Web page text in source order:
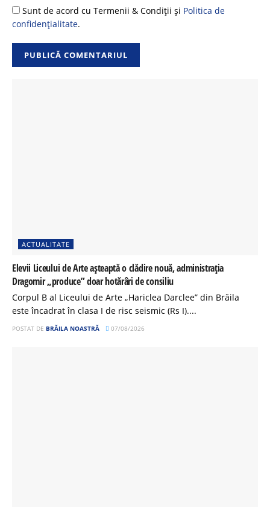
Sunt de acord cu Termenii & Condiții și Politica de
confidențialitate.
ACTUALITATE
Elevii Liceului de Arte așteaptă o clădire nouă, administrația
Dragomir „produce” doar hotărâri de consiliu
Corpul B al Liceului de Arte „Hariclea Darclee” din Brăila
este încadrat în clasa I de risc seismic (Rs I)....
POSTAT DE BRĂILA NOASTRĂ 07/08/2026